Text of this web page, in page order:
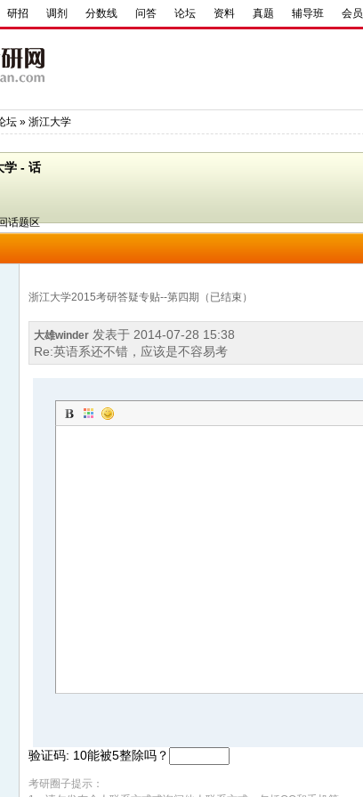
研招 调剂 分数线 问答 论坛 资料 真题 辅导班 会员
坛 » 浙江大学
学 - 话
话题区
浙江大学2015考研答疑专贴--第四期（已结束）
大雄winder 发表于 2014-07-28 15:38
Re:英语系还不错，应该是不容易考
验证码: 10能被5整除吗？
考研圈子提示：